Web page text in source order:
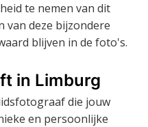
te nemen van dit
van deze bijzondere
blijven in de foto's.
in Limburg
die jouw
en persoonlijke